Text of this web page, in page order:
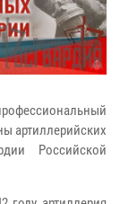
артиллерийских
Российской